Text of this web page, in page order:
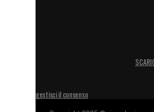
gestisci il consenso